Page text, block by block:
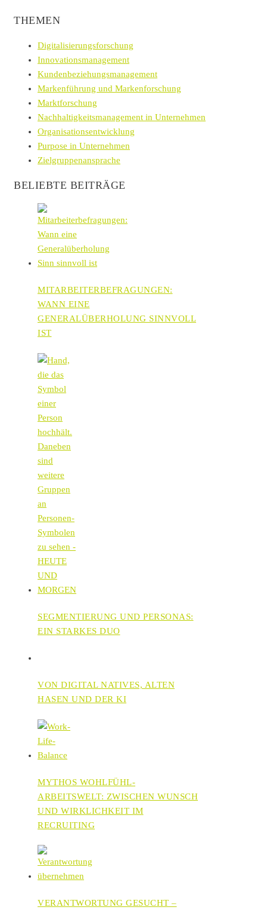
THEMEN
Digitalisierungsforschung
Innovationsmanagement
Kundenbeziehungsmanagement
Markenführung und Markenforschung
Marktforschung
Nachhaltigkeitsmanagement in Unternehmen
Organisationsentwicklung
Purpose in Unternehmen
Zielgruppenansprache
BELIEBTE BEITRÄGE
MITARBEITERBEFRAGUNGEN:
WANN EINE
GENERALÜBERHOLUNG SINNVOLL
IST
SEGMENTIERUNG UND PERSONAS:
EIN STARKES DUO
VON DIGITAL NATIVES, ALTEN
HASEN UND DER KI
MYTHOS WOHLFÜHL-
ARBEITSWELT: ZWISCHEN WUNSCH
UND WIRKLICHKEIT IM
RECRUITING
VERANTWORTUNG GESUCHT –